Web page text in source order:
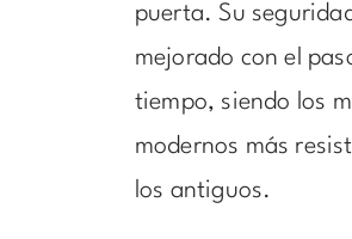
puerta. Su
mejorado con el
tiempo, siendo los
modernos más
los antiguos.